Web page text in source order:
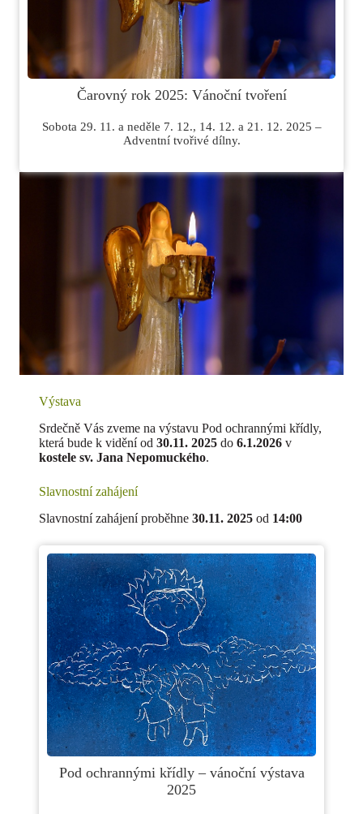
Čarovný rok 2025: Vánoční tvoření
Sobota 29. 11. a neděle 7. 12., 14. 12. a 21. 12. 2025 –
Adventní tvořivé dílny.
Výstava
Srdečně Vás zveme na výstavu Pod ochrannými křídly,
která bude k vidění od 30.11. 2025 do 6.1.2026 v
kostele sv. Jana Nepomuckého.
Slavnostní zahájení
Slavnostní zahájení proběhne 30.11. 2025 od 14:00
Pod ochrannými křídly – vánoční výstava
2025